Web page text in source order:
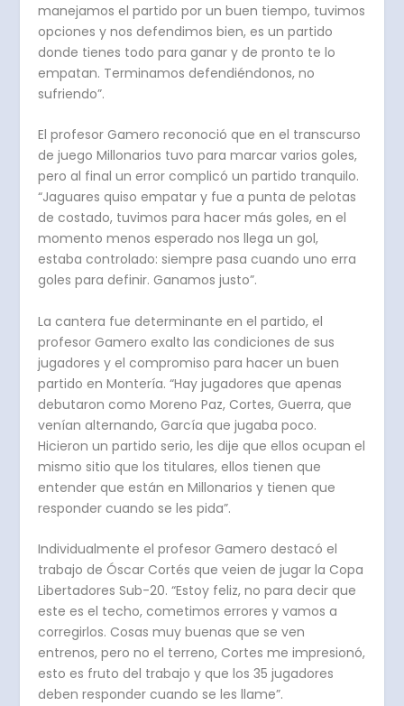
manejamos el partido por un buen tiempo, tuvimos
opciones y nos defendimos bien, es un partido
donde tienes todo para ganar y de pronto te lo
empatan. Terminamos defendiéndonos, no
sufriendo”.
El profesor Gamero reconoció que en el transcurso
de juego Millonarios tuvo para marcar varios goles,
pero al final un error complicó un partido tranquilo.
“Jaguares quiso empatar y fue a punta de pelotas
de costado, tuvimos para hacer más goles, en el
momento menos esperado nos llega un gol,
estaba controlado: siempre pasa cuando uno erra
goles para definir. Ganamos justo”.
La cantera fue determinante en el partido, el
profesor Gamero exalto las condiciones de sus
jugadores y el compromiso para hacer un buen
partido en Montería. “Hay jugadores que apenas
debutaron como Moreno Paz, Cortes, Guerra, que
venían alternando, García que jugaba poco.
Hicieron un partido serio, les dije que ellos ocupan el
mismo sitio que los titulares, ellos tienen que
entender que están en Millonarios y tienen que
responder cuando se les pida”.
Individualmente el profesor Gamero destacó el
trabajo de Óscar Cortés que veien de jugar la Copa
Libertadores Sub-20. “Estoy feliz, no para decir que
este es el techo, cometimos errores y vamos a
corregirlos. Cosas muy buenas que se ven
entrenos, pero no el terreno, Cortes me impresionó,
esto es fruto del trabajo y que los 35 jugadores
deben responder cuando se les llame”.